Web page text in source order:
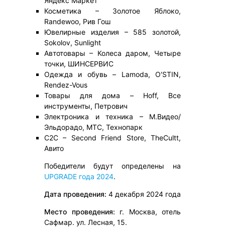
Косметика – Золотое Яблоко,
Randewoo, Рив Гош
Ювелирные изделия – 585 золотой,
Sokolov, Sunlight
Автотовары – Колеса даром, Четыре
точки, ШИНСЕРВИС
Одежда и обувь – Lamoda, O′STIN,
Rendez-Vous
Товары для дома – Hoff, Все
инструменты, Петрович
Электроника и техника – М.Видео/
Эльдорадо, МТС, Технопарк
С2С – Second Friend Store, TheCultt,
Авито
Победители будут определены на
UPGRADE года 2024.
Дата проведения: 4 декабря 2024 года
Место проведения: г. Москва, отель
Сафмар. ул. Лесная, 15.